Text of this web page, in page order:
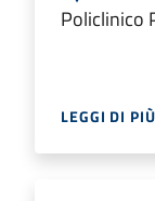
Policlinico
LEGGI DI PIÙ